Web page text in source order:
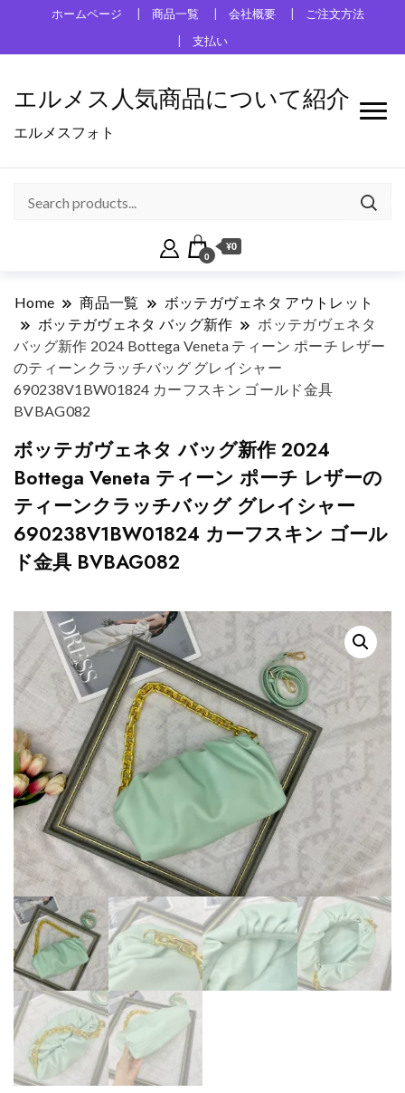
ホームページ 商品一覧 会社概要
ご注文方法
支払い
エルメス人気商品について紹介
エルメスフォト
0
¥0
Home 商品一覧
ボッテガヴェネタ アウトレット
ボッテガヴェネタ バッグ新作
ボッテガヴェネタ
バッグ新作 2024 Bottega Veneta ティーン ポーチ レザー
のティーンクラッチバッグ グレイシャー
690238V1BW01824 カーフスキン ゴールド金具
BVBAG082
ボッテガヴェネタ バッグ新作 2024
Bottega Veneta ティーン ポーチ レザーの
ティーンクラッチバッグ グレイシャー
690238V1BW01824 カーフスキン ゴール
ド金具 BVBAG082